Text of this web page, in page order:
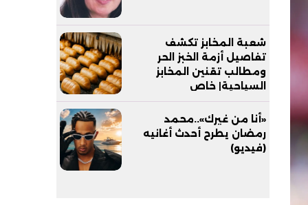
شعبة المخابز تكشف
تفاصيل أزمة الخبز الحر
ومطالب تقنين المخابز
السياحية| خاص
«أنا من غيرك»..محمد
رمضان يطرح أحدث أغانيه
(فيديو)